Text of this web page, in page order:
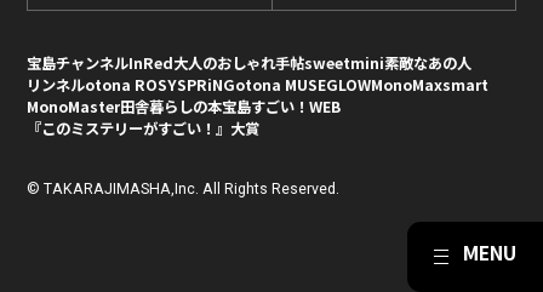
宝島チャンネルInRed大人のおしゃれ手帖sweetmini素敵なあの人
リンネルotona ROSYSPRiNGotona MUSEGLOWMonoMaxsmart
MonoMaster田舎暮らしの本宝島すごい！WEB
『このミステリーがすごい！』大賞
© TAKARAJIMASHA,Inc. All Rights Reserved.